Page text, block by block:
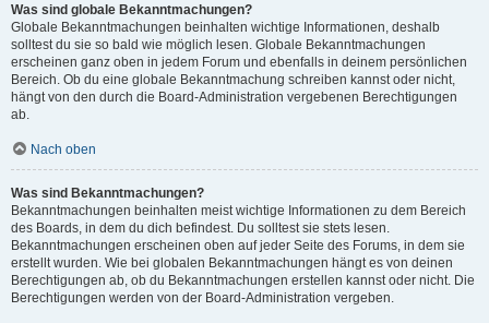
Was sind globale Bekanntmachungen?
Globale Bekanntmachungen beinhalten wichtige Informationen, deshalb
solltest du sie so bald wie möglich lesen. Globale Bekanntmachungen
erscheinen ganz oben in jedem Forum und ebenfalls in deinem persönlichen
Bereich. Ob du eine globale Bekanntmachung schreiben kannst oder nicht,
hängt von den durch die Board-Administration vergebenen Berechtigungen
ab.
Nach oben
Was sind Bekanntmachungen?
Bekanntmachungen beinhalten meist wichtige Informationen zu dem Bereich
des Boards, in dem du dich befindest. Du solltest sie stets lesen.
Bekanntmachungen erscheinen oben auf jeder Seite des Forums, in dem sie
erstellt wurden. Wie bei globalen Bekanntmachungen hängt es von deinen
Berechtigungen ab, ob du Bekanntmachungen erstellen kannst oder nicht. Die
Berechtigungen werden von der Board-Administration vergeben.